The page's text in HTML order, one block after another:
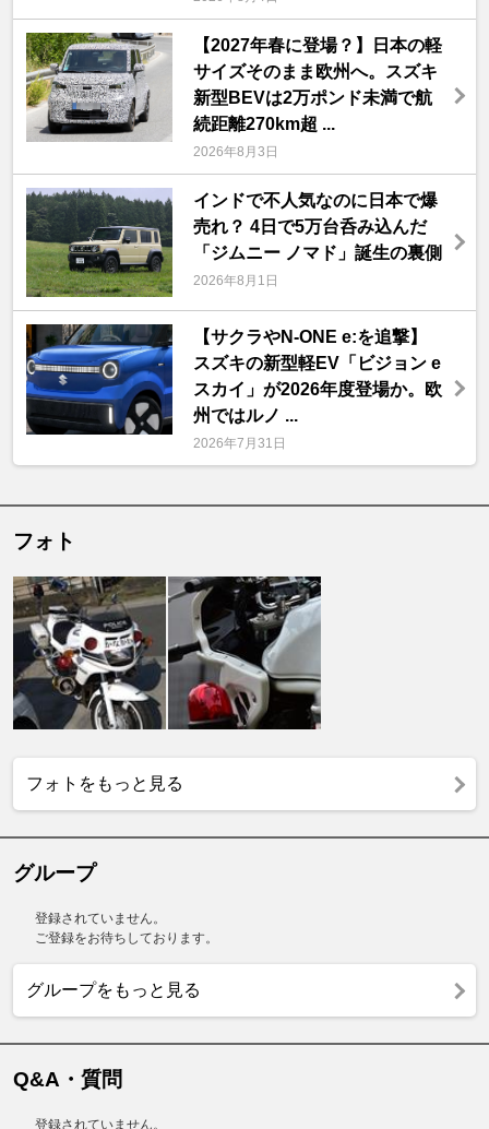
【2027年春に登場？】日本の軽
サイズそのまま欧州へ。スズキ
新型BEVは2万ポンド未満で航
続距離270km超 ...
2026年8月3日
インドで不人気なのに日本で爆
売れ？ 4日で5万台呑み込んだ
「ジムニー ノマド」誕生の裏側
2026年8月1日
【サクラやN-ONE e:を追撃】
スズキの新型軽EV「ビジョン e
スカイ」が2026年度登場か。欧
州ではルノ ...
2026年7月31日
フォト
フォトをもっと見る
グループ
登録されていません。
ご登録をお待ちしております。
グループをもっと見る
Q&A・質問
登録されていません。